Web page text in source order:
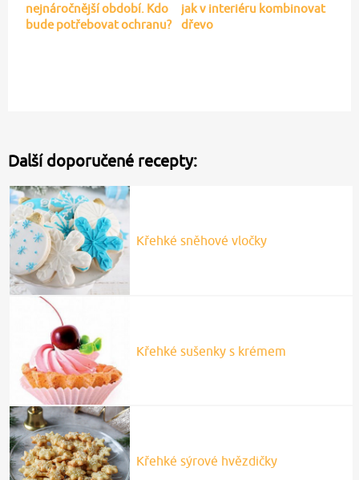
nejnáročnější období. Kdo
bude potřebovat ochranu?
jak v interiéru kombinovat
dřevo
Další doporučené recepty:
Křehké sněhové vločky
Křehké sušenky s krémem
Křehké sýrové hvězdičky